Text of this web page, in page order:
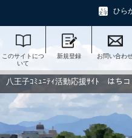
ひら
このサイトにつ
いて
新規登録 お問い合わ
八王子ｺﾐｭﾆﾃｨ活動応援ｻｲﾄ はちコ